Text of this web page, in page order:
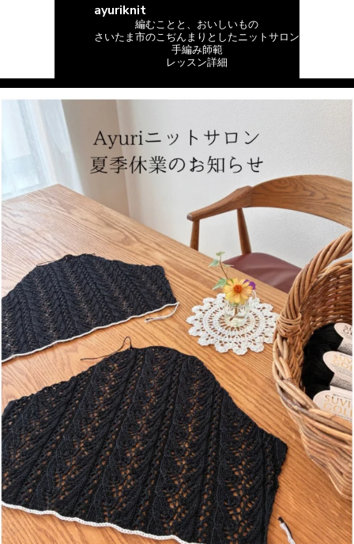
ayuriknit
編むことと、おいしいもの
さいたま市のこぢんまりとしたニットサロン
手編み師範
レッスン詳細